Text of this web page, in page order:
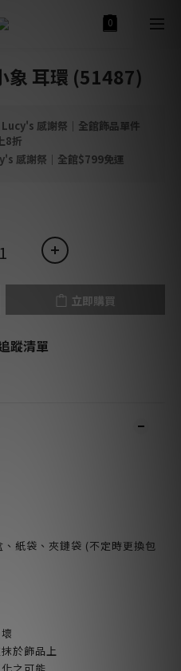
象 耳環 (51487)
感謝祭｜全館飾品單件
8折
感謝祭｜全館$799免運
立即購買
蹤清單
紙袋、夾鏈袋 (不定時更換包
於飾品上